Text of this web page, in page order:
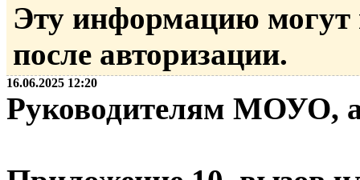
Эту информацию могут
после авторизации.
16.06.2025 12:20
Руководителям МОУО,